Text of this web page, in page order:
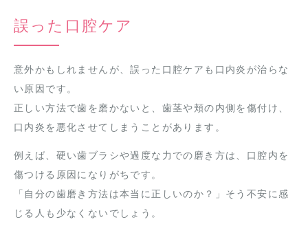
誤った口腔ケア
意外かもしれませんが、誤った口腔ケアも口内炎が治らな
い原因です。
正しい方法で歯を磨かないと、歯茎や頬の内側を傷付け、
口内炎を悪化させてしまうことがあります。
例えば、硬い歯ブラシや過度な力での磨き方は、口腔内を
傷つける原因になりがちです。
「自分の歯磨き方法は本当に正しいのか？」そう不安に感
じる人も少なくないでしょう。